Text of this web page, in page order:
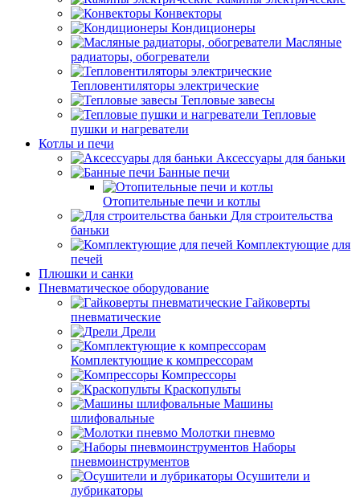
Конвекторы
Кондиционеры
Масляные
радиаторы, обогреватели
Тепловентиляторы электрические
Тепловые завесы
Тепловые
пушки и нагреватели
Котлы и печи
Аксессуары для баньки
Банные печи
Отопительные печи и котлы
Для строительства
баньки
Комплектующие для
печей
Плюшки и санки
Пневматическое оборудование
Гайковерты
пневматические
Дрели
Комплектующие к компрессорам
Компрессоры
Краскопульты
Машины
шлифовальные
Молотки пневмо
Наборы
пневмоинструментов
Осушители и
лубрикаторы